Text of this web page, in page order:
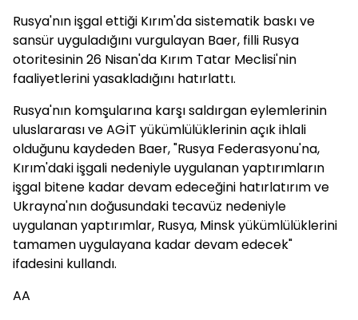
Rusya'nın işgal ettiği Kırım'da sistematik baskı ve
sansür uyguladığını vurgulayan Baer, filli Rusya
otoritesinin 26 Nisan'da Kırım Tatar Meclisi'nin
faaliyetlerini yasakladığını hatırlattı.
Rusya'nın komşularına karşı saldırgan eylemlerinin
uluslararası ve AGİT yükümlülüklerinin açık ihlali
olduğunu kaydeden Baer, "Rusya Federasyonu'na,
Kırım'daki işgali nedeniyle uygulanan yaptırımların
işgal bitene kadar devam edeceğini hatırlatırım ve
Ukrayna'nın doğusundaki tecavüz nedeniyle
uygulanan yaptırımlar, Rusya, Minsk yükümlülüklerini
tamamen uygulayana kadar devam edecek"
ifadesini kullandı.
AA